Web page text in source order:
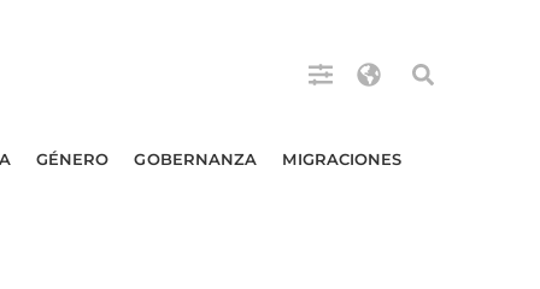
GÉNERO GOBERNANZA MIGRACIONES